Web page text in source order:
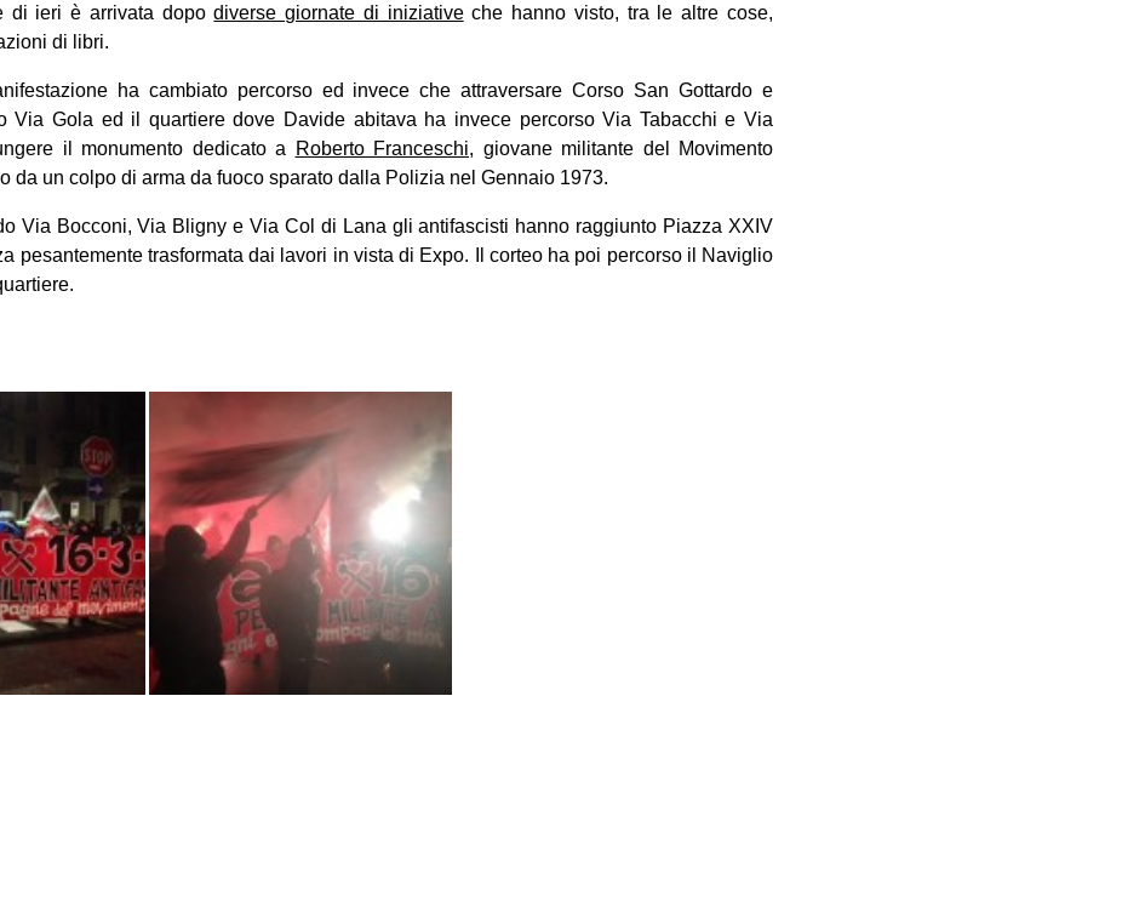
di ieri è arrivata dopodiverse giornate di iniziativeche hanno visto, tra le altre cose,
di libri.
ha cambiato percorso ed invece che attraversare Corso San Gottardo e
Via Gola ed il quartiere dove Davide abitava ha invece percorso Via Tabacchi e Via
il monumento dedicato a
Roberto Franceschi, giovane militante del Movimento
da un colpo di arma da fuoco sparato dalla Polizia nel Gennaio 1973.
Via Bocconi, Via Bligny e Via Col di Lana gli antifascisti hanno raggiunto Piazza XXIV
pesantemente trasformata dai lavori in vista di Expo. Il corteo ha poi percorso il Naviglio